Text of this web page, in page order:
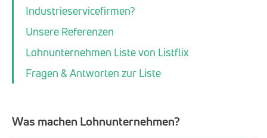
Industrieservicefirmen?
Unsere Referenzen
Lohnunternehmen Liste von Listflix
Fragen & Antworten zur Liste
Was machen Lohnunternehmen?